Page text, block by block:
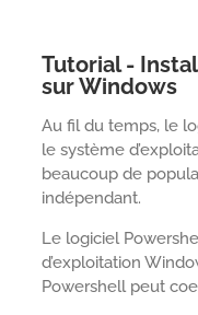
Tutorial -
sur Windows
Au fil du temps, le
le système
beaucoup de
indépendant.
Le logiciel
d’exploitation
Powershell peut